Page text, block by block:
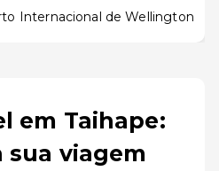
Internacional de Wellington
em Taihape:
sua viagem